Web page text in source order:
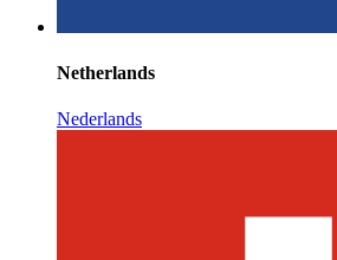
Netherlands
Nederlands